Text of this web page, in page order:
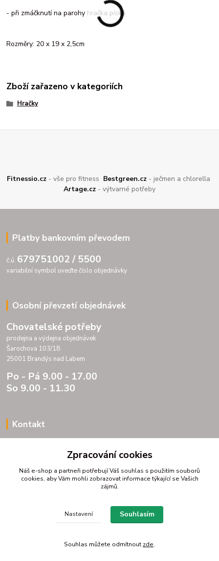
- při zmáčknutí na parohy hračka píská
Rozměry: 20 x 19 x 2,5cm
Zboží zařazeno v kategoriích
Hračky
Fitnessio.cz - vše pro fitness Bestgreen.cz - ječmen a chlorella
Artage.cz - výtvarné potřeby
Platby bankovním převodem
č.ú. 679751002 / 5500
variabilní symbol uveďte číslo objednávky
Osobní převzetí objednávek
Chovatelské potřeby
prodejna a výdejna objednávek
Šarochova 103/18
25001 Brandýs nad Labem
Po - Pá 9.00 - 17.00
So 9.00 - 11.30
Kontakt
DIC CZ07175833
Šarochova 103/18
Zpracování cookies
Náš e-shop a partneři potřebují Váš souhlas s použitím souborů
cookies, aby Vám mohli zobrazovat informace týkající se Vašich
zájmů.
Nastavení Souhlasím
Souhlas můžete odmítnout zde.